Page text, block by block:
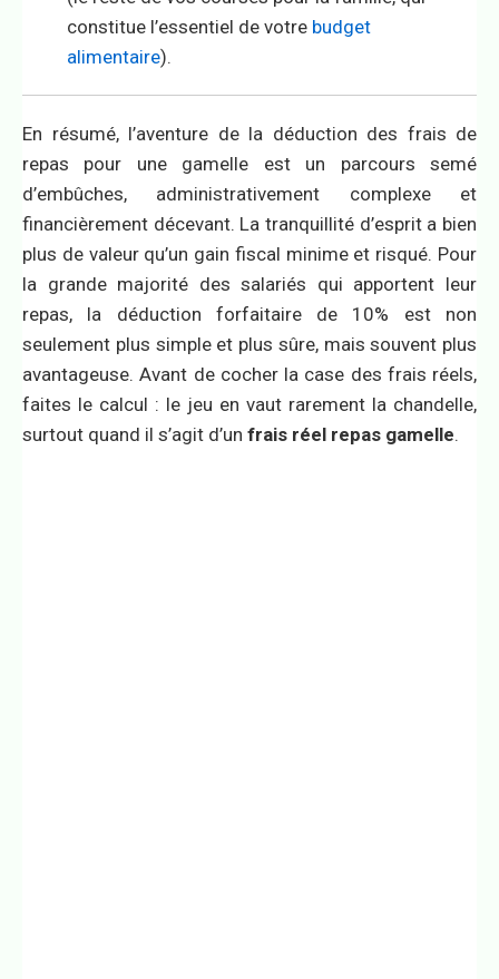
constitue l’essentiel de votre budget
alimentaire).
En résumé, l’aventure de la déduction des frais de
repas pour une gamelle est un parcours semé
d’embûches, administrativement complexe et
financièrement décevant. La tranquillité d’esprit a bien
plus de valeur qu’un gain fiscal minime et risqué. Pour
la grande majorité des salariés qui apportent leur
repas, la déduction forfaitaire de 10% est non
seulement plus simple et plus sûre, mais souvent plus
avantageuse. Avant de cocher la case des frais réels,
faites le calcul : le jeu en vaut rarement la chandelle,
surtout quand il s’agit d’un frais réel repas gamelle.